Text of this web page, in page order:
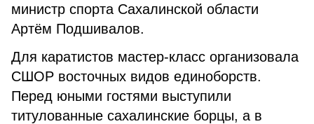
министр спорта Сахалинской области
Артём Подшивалов.
Для каратистов мастер-класс организовала
СШОР восточных видов единоборств.
Перед юными гостями выступили
титулованные сахалинские борцы, а в